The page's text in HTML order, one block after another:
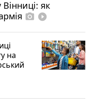
як
photo_camera play_circle_filled
на